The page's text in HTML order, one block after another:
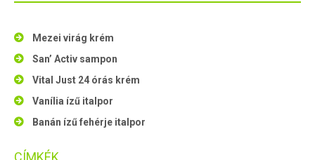
Mezei virág krém
San’ Activ sampon
Vital Just 24 órás krém
Vanília ízű italpor
Banán ízű fehérje italpor